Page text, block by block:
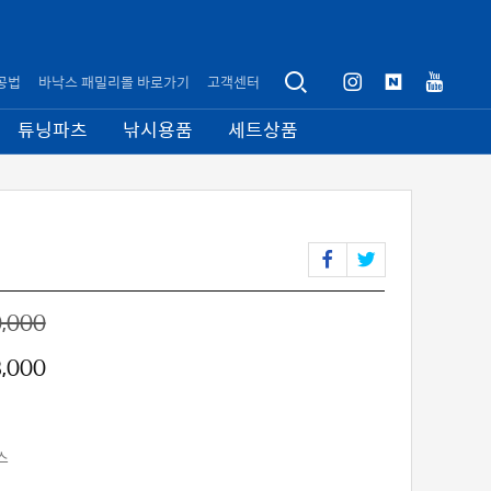
법 바낙스 패밀리몰 바로가기 고객센터
튜닝파츠 낚시용품 세트상품